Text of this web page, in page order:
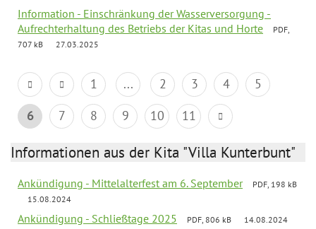
Information - Einschränkung der Wasserversorgung -
Aufrechterhaltung des Betriebs der Kitas und Horte
PDF,
707 kB
27.03.2025
1 ... 2 3 4
5
6
7 8 9 10 11
Informationen aus der Kita "Villa Kunterbunt"
Ankündigung - Mittelalterfest am 6. September
PDF, 198 kB
15.08.2024
Ankündigung - Schließtage 2025 PDF, 806 kB 14.08.2024